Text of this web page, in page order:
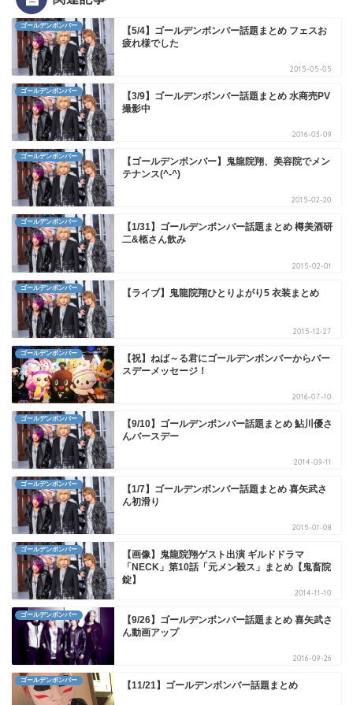
ゴールデンボンバー
【5/4】ゴールデンボンバー話題まとめ フェスお
疲れ様でした
2015-05-05
ゴールデンボンバー
【3/9】ゴールデンボンバー話題まとめ 水商売PV
撮影中
2016-03-09
ゴールデンボンバー
【ゴールデンボンバー】鬼龍院翔、美容院でメン
テナンス(^-^)
2015-02-20
ゴールデンボンバー
【1/31】ゴールデンボンバー話題まとめ 樽美酒研
二&柩さん飲み
2015-02-01
ゴールデンボンバー 【ライブ】鬼龍院翔ひとりよがり5 衣装まとめ
2015-12-27
ゴールデンボンバー
【祝】ねば～る君にゴールデンボンバーからバー
スデーメッセージ！
2016-07-10
ゴールデンボンバー
【9/10】ゴールデンボンバー話題まとめ 鮎川優さ
んバースデー
2014-09-11
ゴールデンボンバー
【1/7】ゴールデンボンバー話題まとめ 喜矢武さ
ん初滑り
2015-01-08
ゴールデンボンバー
【画像】鬼龍院翔ゲスト出演 ギルドドラマ
「NECK」第10話「元メン殺ス」まとめ【鬼畜院
錠】
2014-11-10
ゴールデンボンバー
【9/26】ゴールデンボンバー話題まとめ 喜矢武さ
ん動画アップ
2016-09-26
ゴールデンボンバー 【11/21】ゴールデンボンバー話題まとめ